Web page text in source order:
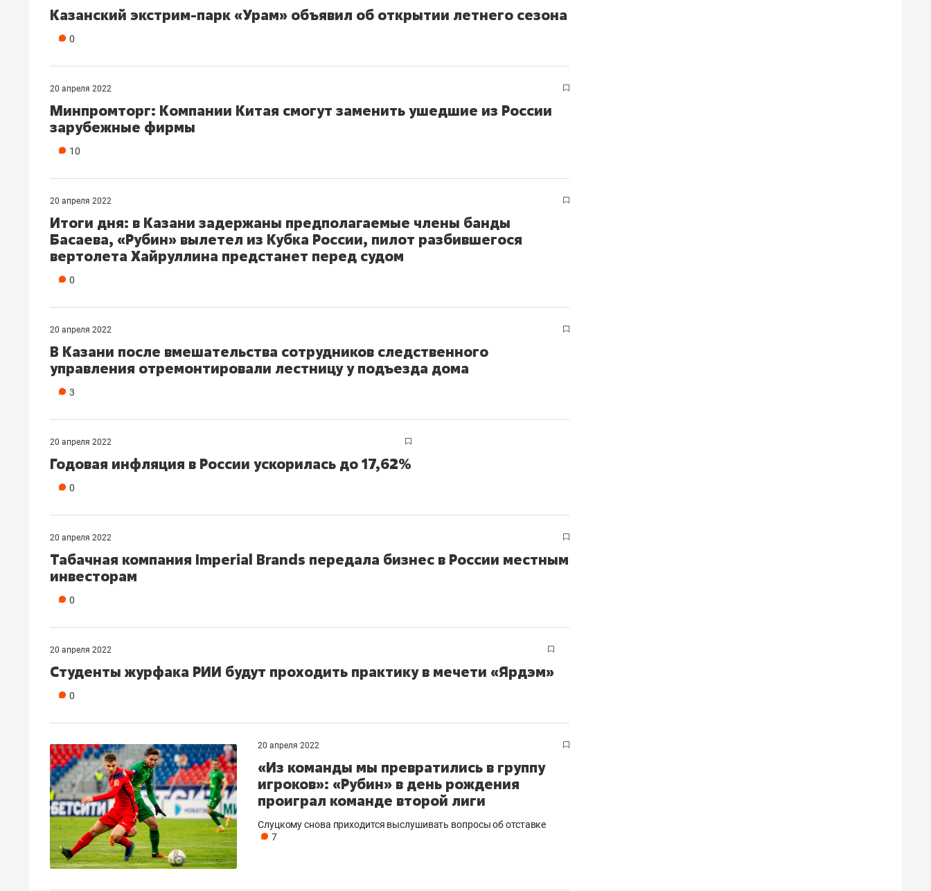
Казанский экстрим-парк «Урам» объявил об открытии летнего сезона
0
20 апреля 2022
Минпромторг: Компании Китая смогут заменить ушедшие из России
зарубежные фирмы
10
20 апреля 2022
Итоги дня: в Казани задержаны предполагаемые члены банды
Басаева, «Рубин» вылетел из Кубка России, пилот разбившегося
вертолета Хайруллина предстанет перед судом
0
20 апреля 2022
В Казани после вмешательства сотрудников следственного
управления отремонтировали лестницу у подъезда дома
3
20 апреля 2022
Годовая инфляция в России ускорилась до 17,62%
0
20 апреля 2022
Табачная компания Imperial Brands передала бизнес в России местным
инвесторам
0
20 апреля 2022
Студенты журфака РИИ будут проходить практику в мечети «Ярдэм»
0
20 апреля 2022
«Из команды мы превратились в группу
игроков»: «Рубин» в день рождения
проиграл команде второй лиги
Слуцкому снова приходится выслушивать вопросы об отставке
7